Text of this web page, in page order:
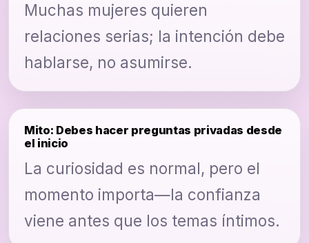
Muchas mujeres quieren
relaciones serias; la intención debe
hablarse, no asumirse.
Mito: Debes hacer preguntas privadas desde
el inicio
La curiosidad es normal, pero el
momento importa—la confianza
viene antes que los temas íntimos.